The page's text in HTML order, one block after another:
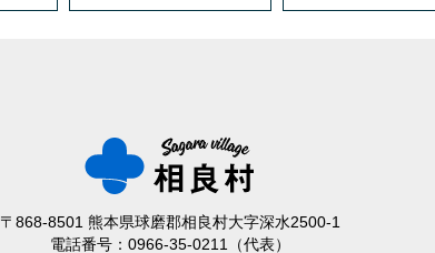
〒868-8501 熊本県球磨郡相良村大字深水2500-1
電話番号：0966-35-0211（代表）